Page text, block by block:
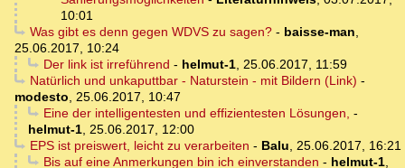
10:01
Was gibt es denn gegen WDVS zu sagen?- baisse-man,
25.06.2017, 10:24
Der link ist irreführend - helmut-1, 25.06.2017, 11:59
Natürlich und unkaputtbar - Naturstein - mit Bildern (Link) -
modesto, 25.06.2017, 10:47
Eine der intelligentesten und effizientesten Lösungen, -
helmut-1, 25.06.2017, 12:00
EPS ist preiswert, leicht zu verarbeiten - Balu, 25.06.2017, 16:21
Bis auf eine Anmerkungen bin ich einverstanden - helmut-1,